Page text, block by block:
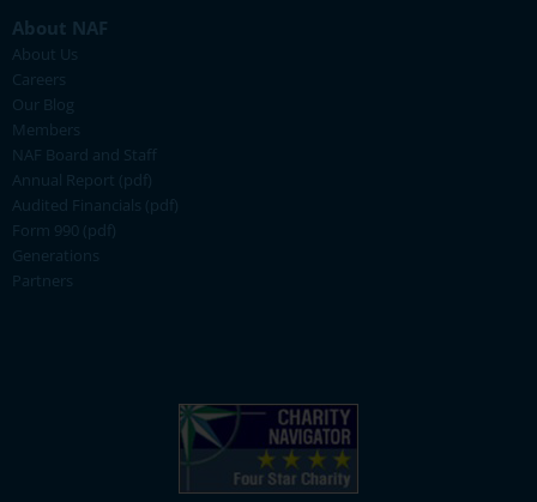
About NAF
About Us
Careers
Our Blog
Members
NAF Board and Staff
Annual Report (pdf)
Audited Financials (pdf)
Form 990 (pdf)
Generations
Partners